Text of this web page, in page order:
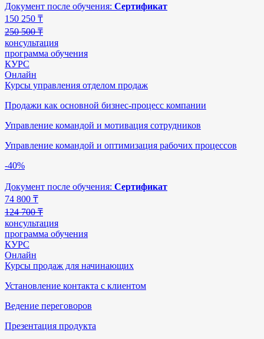
Документ после обучения: Сертификат
150 250 ₸
250 500 ₸
консультация
программа обучения
КУРС
Онлайн
Курсы управления отделом продаж
Продажи как основной бизнес-процесс компании
Управление командой и мотивация сотрудников
Управление командой и оптимизация рабочих процессов
-40%
Документ после обучения: Сертификат
74 800 ₸
124 700 ₸
консультация
программа обучения
КУРС
Онлайн
Курсы продаж для начинающих
Установление контакта с клиентом
Ведение переговоров
Презентация продукта